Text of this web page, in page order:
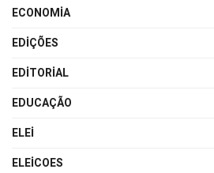
ECONOMIA
EDIÇÕES
EDITORIAL
EDUCAÇÃO
ELEI
ELEICOES